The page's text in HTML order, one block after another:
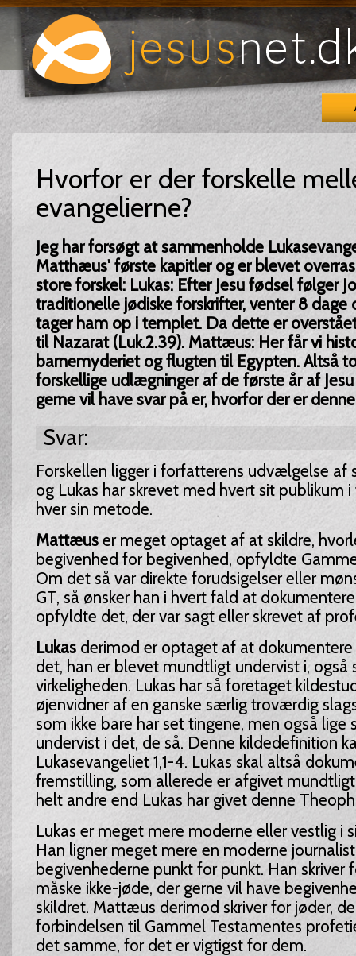
Hvorfor er der forskelle
evangelierne?
Jeg har forsøgt at sammenholde
Matthæus' første kapitler og er blevet
store forskel: Lukas: Efter Jesu fødsel følger
traditionelle jødiske forskrifter, venter 8 dage
tager ham op i templet. Da dette er
til Nazarat (Luk.2.39). Mattæus: Her får vi
barnemyderiet og flugten til Egypten. Altså
forskellige udlægninger af de første år af
gerne vil have svar på er, hvorfor der er
Svar:
Forskellen ligger i forfatterens udvælgelse
og Lukas har skrevet med hvert sit publikum
hver sin metode.
Mattæuser meget optaget af at skildre,
begivenhed for begivenhed, opfyldte
Om det så var direkte forudsigelser eller
GT, så ønsker han i hvert fald at
opfyldte det, der var sagt eller skrevet af
Lukas derimod er optaget af at
det, han er blevet mundtligt undervist i, også
virkeligheden. Lukas har så foretaget
øjenvidner af en ganske særlig troværdig
som ikke bare har set tingene, men også lige
undervist i det, de så. Denne kildedefinition
Lukasevangeliet 1,1-4. Lukas skal altså
fremstilling, som allerede er afgivet
helt andre end Lukas har givet denne
Lukas er meget mere moderne eller vestlig i
Han ligner meget mere en moderne
begivenhederne punkt for punkt. Han skriver
måske ikke-jøde, der gerne vil have
skildret. Mattæus derimod skriver for jøder,
forbindelsen til Gammel Testamentes
det samme, for det er vigtigst for dem.